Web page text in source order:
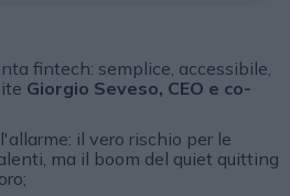
fintech: semplice, accessibile,
Giorgio Seveso, CEO e co-
il vero rischio per le
ma il boom del quiet quitting